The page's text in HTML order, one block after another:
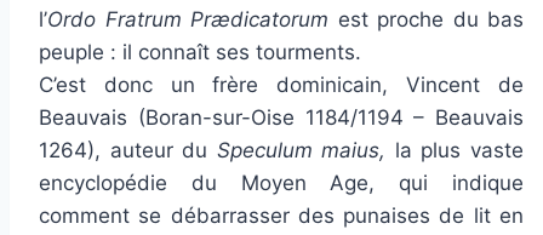
l’Ordo Fratrum Prædicatorum est proche du bas
peuple : il connaît ses tourments.
C’est donc un frère dominicain, Vincent de
Beauvais (Boran-sur-Oise 1184/1194 – Beauvais
1264), auteur du Speculum maius, la plus vaste
encyclopédie du Moyen Age, qui indique
comment se débarrasser des punaises de lit en